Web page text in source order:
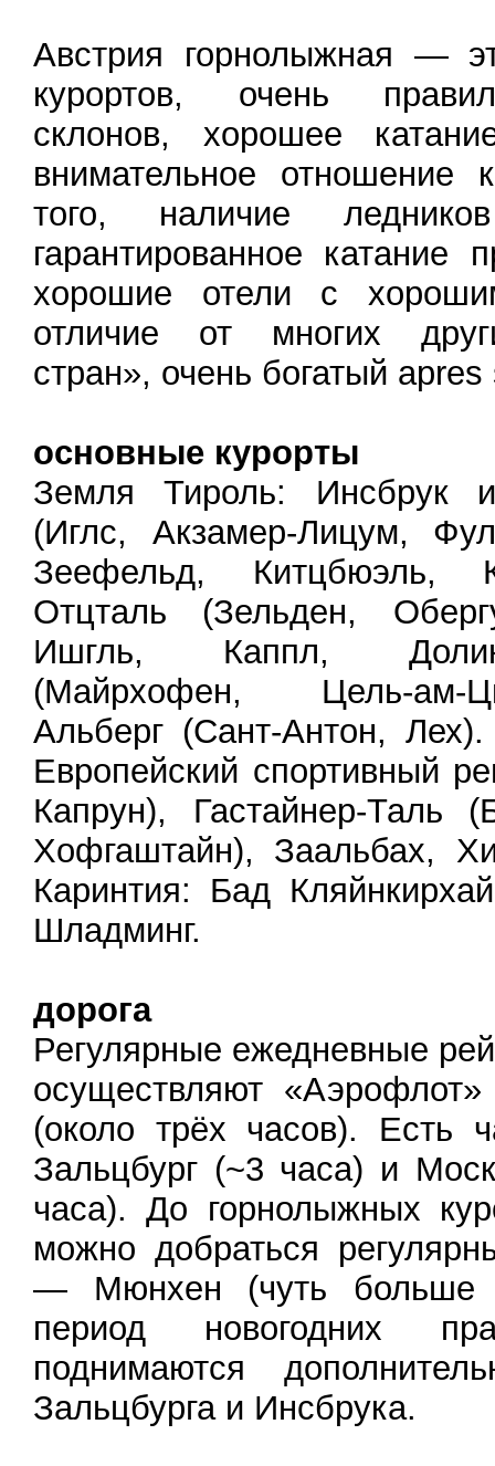
Австрия горнолыжная —
курортов, очень
склонов, хорошее
внимательное отношение
того, наличие
гарантированное катание
хорошие отели с
отличие от многих
стран», очень богатый apres
основные курорты
Земля Тироль: Инсбрук и
(Иглс, Акзамер-Лицум,
Зеефельд, Китцбюэль,
Отцталь (Зельден,
Ишгль, Каппл,
(Майрхофен, Цель-ам-
Альберг (Сант-Антон,
Европейский спортивный
Капрун), Гастайнер-Таль
Хофгаштайн), Заальбах,
Каринтия: Бад
Шладминг.
дорога
Регулярные ежедневные
осуществляют
(около трёх часов). Есть
Зальцбург (~3 часа) и
часа). До горнолыжных
можно добраться
— Мюнхен (чуть больше
период новогодних
поднимаются
Зальцбурга и Инсбрука.